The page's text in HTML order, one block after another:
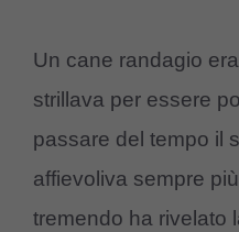
Un cane randagio
strillava per essere
passare del tempo il
affievoliva sempre
tremendo ha rivelato